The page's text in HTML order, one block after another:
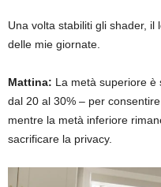
Una volta stabiliti gli shader,
delle mie giornate.
Mattina: La metà superiore è
dal 20 al 30% – per
mentre la metà inferiore
sacrificare la privacy.